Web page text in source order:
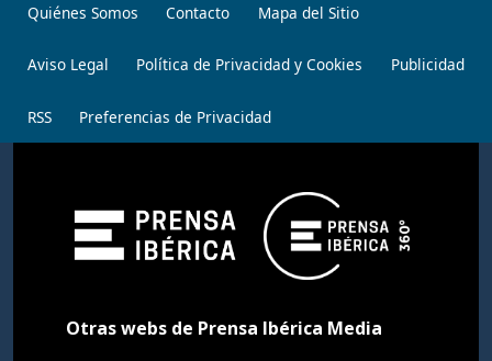
Quiénes Somos Contacto Mapa del Sitio
Aviso Legal Política de Privacidad y Cookies Publicidad
RSS Preferencias de Privacidad
Otras webs de Prensa Ibérica Media